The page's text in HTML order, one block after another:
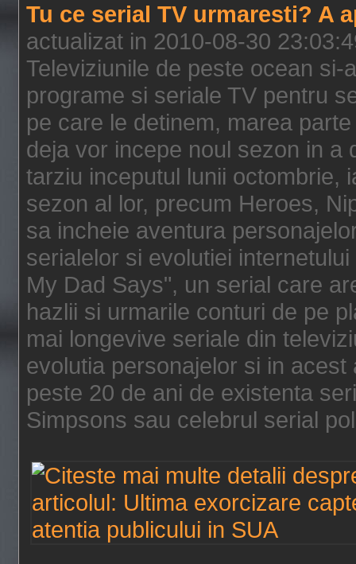
Tu ce serial TV urmaresti? A
actualizat in 2010-08-30
Televiziunile de peste ocean si-
programe si seriale TV pentru
pe care le detinem, marea
deja vor incepe noul sezon in a
tarziu inceputul lunii octombrie,
sezon al lor, precum Heroes,
sa incheie aventura
serialelor si evolutiei
My Dad Says", un serial care
hazlii si urmarile conturi de pe
mai longevive seriale din
evolutia personajelor si in
peste 20 de ani de existenta
Simpsons sau celebrul serial